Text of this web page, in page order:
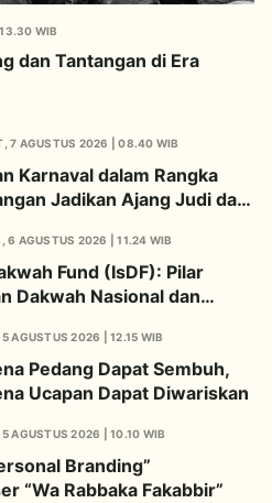
WIB
dan Tantangan di Era
7 AGUSTUS 2026 | 08.40 WIB
Karnaval dalam Rangka
Jadikan Ajang Judi dan
LGBT
6 AGUSTUS 2026 | 11.24 WIB
Fund (IsDF): Pilar
Dakwah Nasional dan
Umat Global
5 AGUSTUS 2026 | 12.15 WIB
Pedang Dapat Sembuh,
Ucapan Dapat Diwariskan
5 AGUSTUS 2026 | 10.10 WIB
Branding”
“Wa Rabbaka Fakabbir”